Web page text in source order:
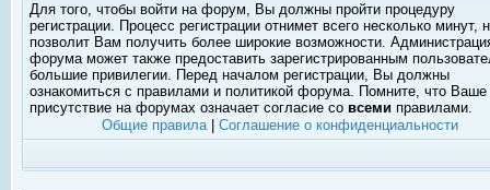
Для того, чтобы войти на форум, Вы должны пройти процедуру
регистрации. Процесс регистрации отнимет всего несколько минут,
позволит Вам получить более широкие возможности.
форума может также предоставить зарегистрированным
большие привилегии. Перед началом регистрации, Вы должны
ознакомиться с правилами и политикой форума. Помните, что Ваше
присутствие на форумах означает согласие со всеми правилами.
Общие правила| Соглашение о конфиденциальности